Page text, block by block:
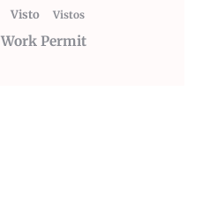
Visto Vistos
Work Permit